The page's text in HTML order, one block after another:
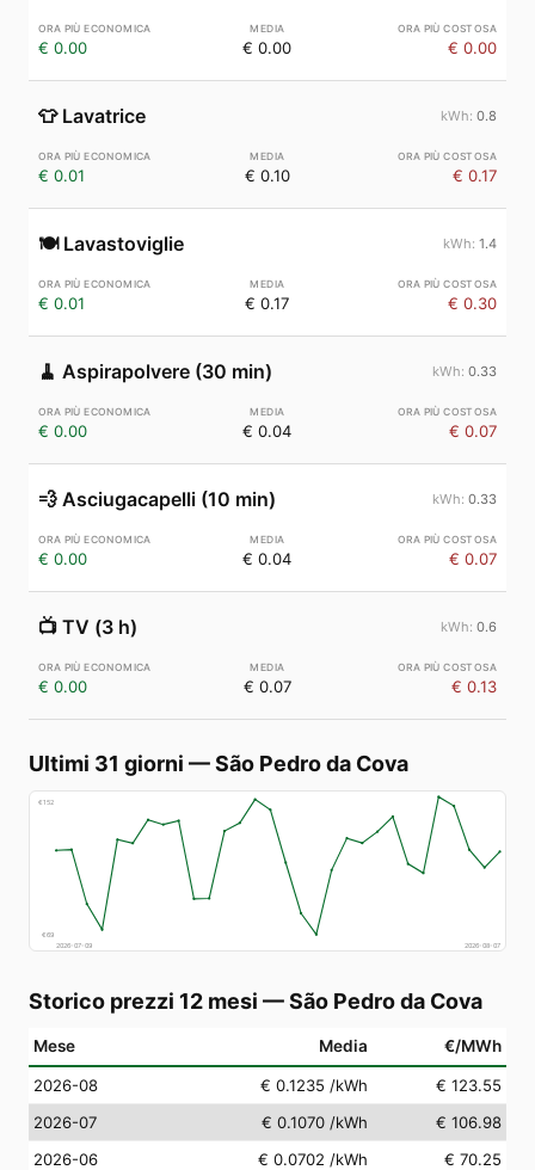
€ 0.00 € 0.00 € 0.00
👕 Lavatrice 0.8
€ 0.01 € 0.10 € 0.17
🍽️ Lavastoviglie 1.4
€ 0.01 € 0.17 € 0.30
🧹 Aspirapolvere (30 min) 0.33
€ 0.00 € 0.04 € 0.07
💨 Asciugacapelli (10 min) 0.33
€ 0.00 € 0.04 € 0.07
📺 TV (3 h) 0.6
€ 0.00 € 0.07 € 0.13
Ultimi 31 giorni —São Pedro da Cova
€152
€69
2026-07-09
2026-08-07
Storico prezzi 12 mesi —São Pedro da Cova
Mese Media €/MWh
2026-08 € 0.1235 /kWh
€ 123.55
2026-07
€ 0.1070 /kWh
€ 106.98
2026-06
€ 0.0702 /kWh
€ 70.25